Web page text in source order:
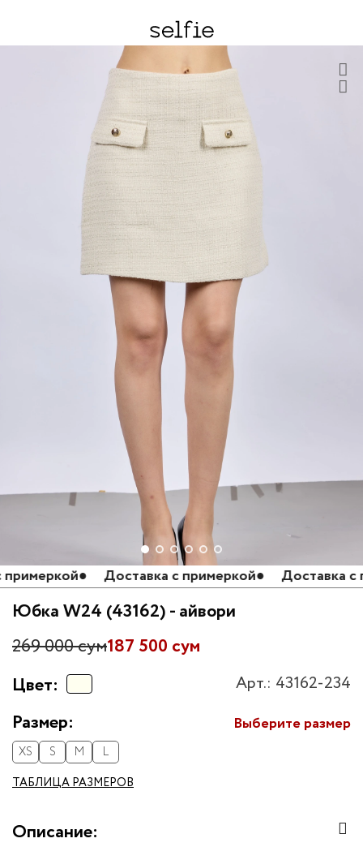
● Доставка с примеркой● Доставка с
Юбка W24 (43162) - айвори
187 500 сум
269 000 сум
Цвет:
Арт.: 43162-234
Размер:
XS S M
L
ТАБЛИЦА РАЗМЕРОВ
Выберите размер
Описание: